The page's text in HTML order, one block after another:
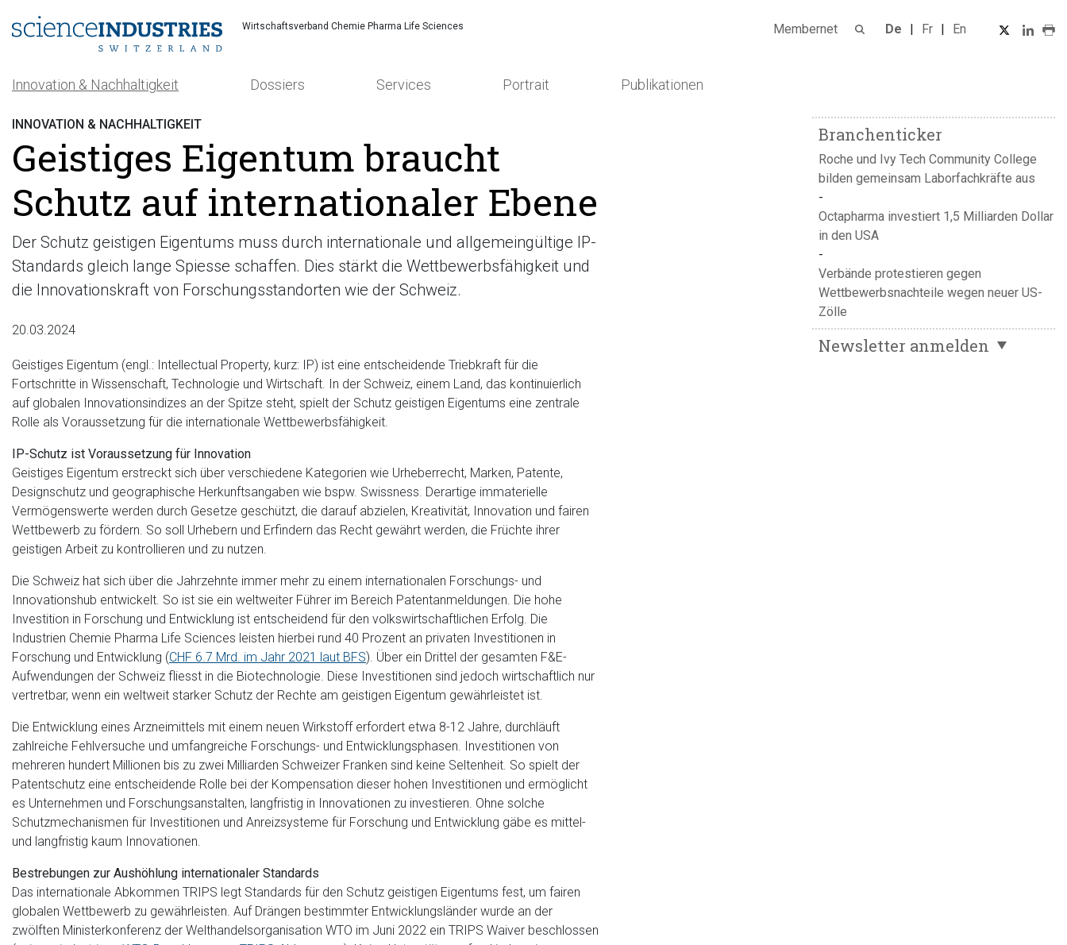
Wirtschaftsverband Chemie Pharma Life Sciences Membernet De Fr En
Innovation & Nachhaltigkeit Dossiers Services Portrait Publikationen
INNOVATION & NACHHALTIGKEIT
Geistiges Eigentum braucht
Schutz auf internationaler Ebene
Der Schutz geistigen Eigentums muss durch internationale und allgemeingültige IP-
Standards gleich lange Spiesse schaffen. Dies stärkt die Wettbewerbsfähigkeit und
die Innovationskraft von Forschungsstandorten wie der Schweiz.
20.03.2024
Geistiges Eigentum (engl.: Intellectual Property, kurz: IP) ist eine entscheidende Triebkraft für die
Fortschritte in Wissenschaft, Technologie und Wirtschaft. In der Schweiz, einem Land, das kontinuierlich
auf globalen Innovationsindizes an der Spitze steht, spielt der Schutz geistigen Eigentums eine zentrale
Rolle als Voraussetzung für die internationale Wettbewerbsfähigkeit.
IP-Schutz ist Voraussetzung für Innovation
Geistiges Eigentum erstreckt sich über verschiedene Kategorien wie Urheberrecht, Marken, Patente,
Designschutz und geographische Herkunftsangaben wie bspw. Swissness. Derartige immaterielle
Vermögenswerte werden durch Gesetze geschützt, die darauf abzielen, Kreativität, Innovation und fairen
Wettbewerb zu fördern. So soll Urhebern und Erfindern das Recht gewährt werden, die Früchte ihrer
geistigen Arbeit zu kontrollieren und zu nutzen.
Die Schweiz hat sich über die Jahrzehnte immer mehr zu einem internationalen Forschungs- und
Innovationshub entwickelt. So ist sie ein weltweiter Führer im Bereich Patentanmeldungen. Die hohe
Investition in Forschung und Entwicklung ist entscheidend für den volkswirtschaftlichen Erfolg. Die
Industrien Chemie Pharma Life Sciences leisten hierbei rund 40 Prozent an privaten Investitionen in
Forschung und Entwicklung (CHF 6.7 Mrd. im Jahr 2021 laut BFS). Über ein Drittel der gesamten F&E-
Aufwendungen der Schweiz fliesst in die Biotechnologie. Diese Investitionen sind jedoch wirtschaftlich nur
vertretbar, wenn ein weltweit starker Schutz der Rechte am geistigen Eigentum gewährleistet ist.
Die Entwicklung eines Arzneimittels mit einem neuen Wirkstoff erfordert etwa 8-12 Jahre, durchläuft
zahlreiche Fehlversuche und umfangreiche Forschungs- und Entwicklungsphasen. Investitionen von
mehreren hundert Millionen bis zu zwei Milliarden Schweizer Franken sind keine Seltenheit. So spielt der
Patentschutz eine entscheidende Rolle bei der Kompensation dieser hohen Investitionen und ermöglicht
es Unternehmen und Forschungsanstalten, langfristig in Innovationen zu investieren. Ohne solche
Schutzmechanismen für Investitionen und Anreizsysteme für Forschung und Entwicklung gäbe es mittel-
und langfristig kaum Innovationen.
Bestrebungen zur Aushöhlung internationaler Standards
Das internationale Abkommen TRIPS legt Standards für den Schutz geistigen Eigentums fest, um fairen
globalen Wettbewerb zu gewährleisten. Auf Drängen bestimmter Entwicklungsländer wurde an der
zwölften Ministerkonferenz der Welthandelsorganisation WTO im Juni 2022 ein TRIPS Waiver beschlossen
Branchenticker
Roche und Ivy Tech Community College
bilden gemeinsam Laborfachkräfte aus
Octapharma investiert 1,5 Milliarden Dollar
in den USA
Verbände protestieren gegen
Wettbewerbsnachteile wegen neuer US-
Zölle
Newsletter anmelden